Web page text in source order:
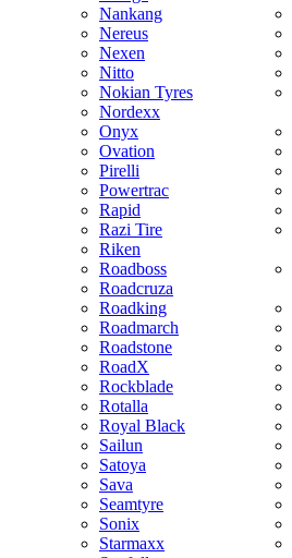
Nankang
Nereus
Nexen
Nitto
Nokian Tyres
Nordexx
Onyx
Ovation
Pirelli
Powertrac
Rapid
Razi Tire
Riken
Roadboss
Roadcruza
Roadking
Roadmarch
Roadstone
RoadX
Rockblade
Rotalla
Royal Black
Sailun
Satoya
Sava
Seamtyre
Sonix
Starmaxx